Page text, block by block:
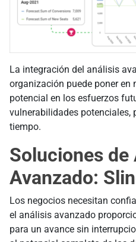
La integración del análisis
organización puede poner en
potencial en los esfuerzos
vulnerabilidades potenciales,
tiempo.
Soluciones de
Avanzado:
Los negocios necesitan
el análisis avanzado
para un avance sin